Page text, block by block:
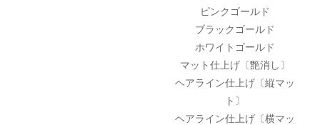
ピンクゴールド
ブラックゴールド
ホワイトゴールド
マット仕上げ〔艶消し〕
ヘアライン仕上げ〔縦マッ
ト〕
ヘアライン仕上げ〔横マッ